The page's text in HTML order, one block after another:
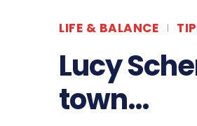
LIFE & BALANCE
Lucy
town…